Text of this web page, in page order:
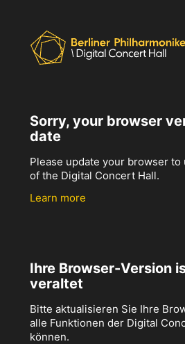
Sorry, your browser
date
Please update your browser to
of the Digital Concert Hall.
Learn more
Ihre Browser-Version
veraltet
Bitte aktualisieren Sie Ihre
alle Funktionen der Digital
können.